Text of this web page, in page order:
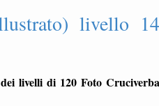
livello 14
livelli di 120 Foto Cruciverba